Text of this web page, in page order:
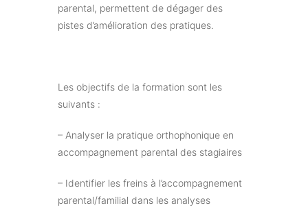
parental, permettent de dégager des
pistes d’amélioration des pratiques.
Les objectifs de la formation sont les
suivants :
– Analyser la pratique orthophonique en
accompagnement parental des stagiaires
– Identifier les freins à l’accompagnement
parental/familial dans les analyses